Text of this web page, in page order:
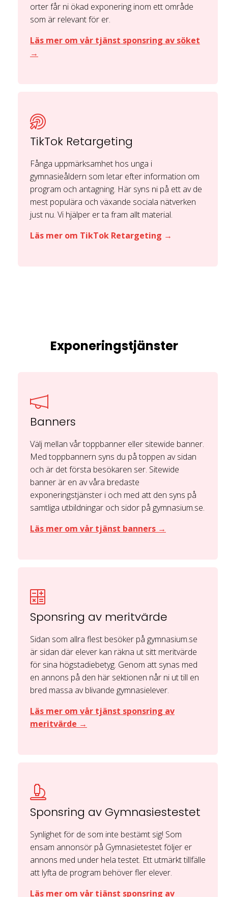
orter får ni ökad exponering inom ett område
som är relevant för er.
Läs mer om vår tjänst sponsring av söket
→
TikTok Retargeting
Fånga uppmärksamhet hos unga i
gymnasieåldern som letar efter information om
program och antagning. Här syns ni på ett av de
mest populära och växande sociala nätverken
just nu. Vi hjälper er ta fram allt material.
Läs mer om TikTok Retargeting →
Exponeringstjänster
Banners
Välj mellan vår toppbanner eller sitewide banner.
Med toppbannern syns du på toppen av sidan
och är det första besökaren ser. Sitewide
banner är en av våra bredaste
exponeringstjänster i och med att den syns på
samtliga utbildningar och sidor på gymnasium.se.
Läs mer om vår tjänst banners →
Sponsring av meritvärde
Sidan som allra flest besöker på gymnasium.se
är sidan där elever kan räkna ut sitt meritvärde
för sina högstadiebetyg. Genom att synas med
en annons på den här sektionen når ni ut till en
bred massa av blivande gymnasielever.
Läs mer om vår tjänst sponsring av
meritvärde →
Sponsring av Gymnasiestestet
Synlighet för de som inte bestämt sig! Som
ensam annonsör på Gymnasietestet följer er
annons med under hela testet. Ett utmärkt tillfälle
att lyfta de program behöver fler elever.
Läs mer om vår tjänst sponsring av